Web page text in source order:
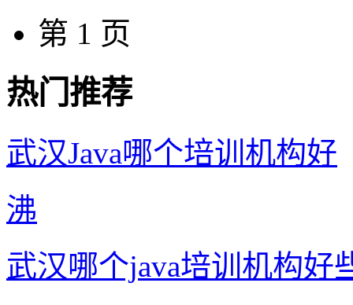
第 1 页
热门推荐
武汉Java哪个培训机构好
沸
武汉哪个java培训机构好